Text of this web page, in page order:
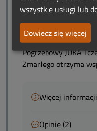
dobę pod numerem
szacunkiem
przewieziemy
przygotowany do
Pogrzebowy JUKA
Zmarłego otrzyma
Więcej informacji
Opinie (2)
wszystkie usługi lub
Dowiedz się więcej